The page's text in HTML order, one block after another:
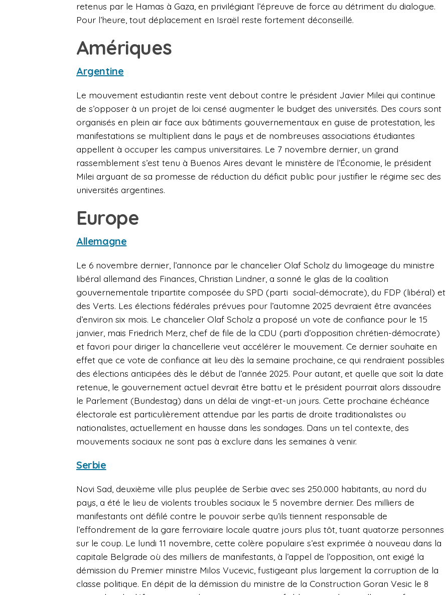
retenus par le Hamas à Gaza, en privilégiant l’épreuve de force au détriment du dialogue.
Pour l’heure, tout déplacement en Israël reste fortement déconseillé.
Amériques
Argentine
Le mouvement estudiantin reste vent debout contre le président Javier Milei qui continue
de s’opposer à un projet de loi censé augmenter le budget des universités. Des cours sont
organisés en plein air face aux bâtiments gouvernementaux en guise de protestation, les
manifestations se multiplient dans le pays et de nombreuses associations étudiantes
appellent à occuper les campus universitaires. Le 7 novembre dernier, un grand
rassemblement s’est tenu à Buenos Aires devant le ministère de l’Économie, le président
Milei arguant de sa promesse de réduction du déficit public pour justifier le régime sec des
universités argentines.
Europe
Allemagne
Le 6 novembre dernier, l’annonce par le chancelier Olaf Scholz du limogeage du ministre
libéral allemand des Finances, Christian Lindner, a sonné le glas de la coalition
gouvernementale tripartite composée du SPD (parti social-démocrate), du FDP (libéral) et
des Verts. Les élections fédérales prévues pour l’automne 2025 devraient être avancées
d’environ six mois. Le chancelier Olaf Scholz a proposé un vote de confiance pour le 15
janvier, mais Friedrich Merz, chef de file de la CDU (parti d’opposition chrétien-démocrate)
et favori pour diriger la chancellerie veut accélérer le mouvement. Ce dernier souhaite en
effet que ce vote de confiance ait lieu dès la semaine prochaine, ce qui rendraient possibles
des élections anticipées dès le début de l’année 2025. Pour autant, et quelle que soit la date
retenue, le gouvernement actuel devrait être battu et le président pourrait alors dissoudre
le Parlement (Bundestag) dans un délai de vingt-et-un jours. Cette prochaine échéance
électorale est particulièrement attendue par les partis de droite traditionalistes ou
nationalistes, actuellement en hausse dans les sondages. Dans un tel contexte, des
mouvements sociaux ne sont pas à exclure dans les semaines à venir.
Serbie
Novi Sad, deuxième ville plus peuplée de Serbie avec ses 250.000 habitants, au nord du
pays, a été le lieu de violents troubles sociaux le 5 novembre dernier. Des milliers de
manifestants ont défilé contre le pouvoir serbe qu’ils tiennent responsable de
l’effondrement de la gare ferroviaire locale quatre jours plus tôt, tuant quatorze personnes
sur le coup. Le lundi 11 novembre, cette colère populaire s’est exprimée à nouveau dans la
capitale Belgrade où des milliers de manifestants, à l’appel de l’opposition, ont exigé la
démission du Premier ministre Milos Vucevic, fustigeant plus largement la corruption de la
classe politique. En dépit de la démission du ministre de la Construction Goran Vesic le 8